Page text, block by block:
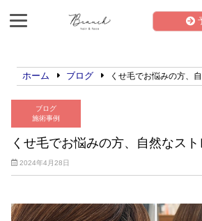
ホーム ブログ くせ毛でお悩みの方、
ブログ
施術事例
くせ毛でお悩みの方、自然なス
2024年4月28日